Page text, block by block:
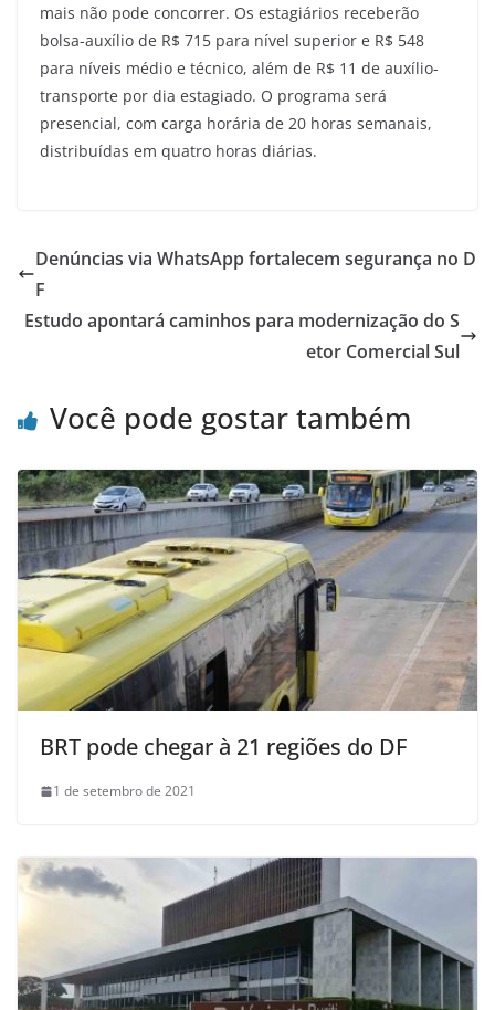
mais não pode concorrer. Os estagiários receberão
bolsa-auxílio de R$ 715 para nível superior e R$ 548
para níveis médio e técnico, além de R$ 11 de auxílio-
transporte por dia estagiado. O programa será
presencial, com carga horária de 20 horas semanais,
distribuídas em quatro horas diárias.
Denúncias via WhatsApp fortalecem segurança no D
F
Estudo apontará caminhos para modernização do S
etor Comercial Sul
Você pode gostar também
BRT pode chegar à 21 regiões do DF
1 de setembro de 2021